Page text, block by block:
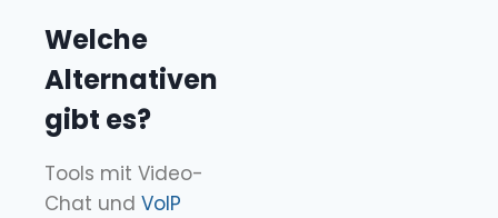
Welche
Alternativen
gibt es?
Tools mit Video-
Chat und VoIP